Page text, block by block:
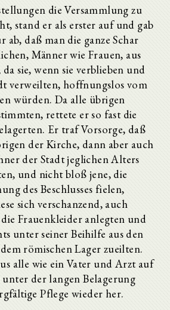
die Versammlung zu
stand er als erster auf und gab
ab, daß man die ganze Schar
Männer wie Frauen, aus
da sie, wenn sie verblieben und
verweilten, hoffnungslos vom
würden. Da alle übrigen
rettete er so fast die
Er traf Vorsorge, daß
der Kirche, dann aber auch
der Stadt jeglichen Alters
und nicht bloß jene, die
des Beschlusses fielen,
sich verschanzend, auch
Frauenkleider anlegten und
unter seiner Beihilfe aus den
römischen Lager zueilten.
alle wie ein Vater und Arzt auf
der langen Belagerung
Pflege wieder her.